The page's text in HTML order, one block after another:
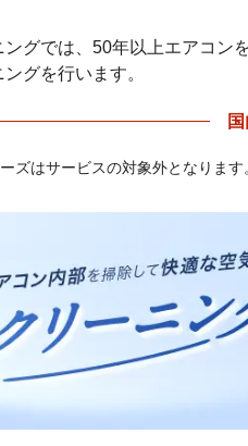
グでは、50年以上エアコ
グを行います。
ズはサービスの対象外となりま